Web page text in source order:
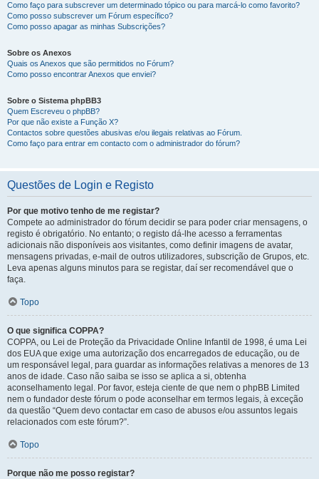
Como faço para subscrever um determinado tópico ou para marcá-lo como favorito?
Como posso subscrever um Fórum específico?
Como posso apagar as minhas Subscrições?
Sobre os Anexos
Quais os Anexos que são permitidos no Fórum?
Como posso encontrar Anexos que enviei?
Sobre o Sistema phpBB3
Quem Escreveu o phpBB?
Por que não existe a Função X?
Contactos sobre questões abusivas e/ou ilegais relativas ao Fórum.
Como faço para entrar em contacto com o administrador do fórum?
Questões de Login e Registo
Por que motivo tenho de me registar?
Compete ao administrador do fórum decidir se para poder criar mensagens, o
registo é obrigatório. No entanto; o registo dá-lhe acesso a ferramentas
adicionais não disponíveis aos visitantes, como definir imagens de avatar,
mensagens privadas, e-mail de outros utilizadores, subscrição de Grupos, etc.
Leva apenas alguns minutos para se registar, daí ser recomendável que o
faça.
Topo
O que significa COPPA?
COPPA, ou Lei de Proteção da Privacidade Online Infantil de 1998, é uma Lei
dos EUA que exige uma autorização dos encarregados de educação, ou de
um responsável legal, para guardar as informações relativas a menores de 13
anos de idade. Caso não saiba se isso se aplica a si, obtenha
aconselhamento legal. Por favor, esteja ciente de que nem o phpBB Limited
nem o fundador deste fórum o pode aconselhar em termos legais, à exceção
da questão “Quem devo contactar em caso de abusos e/ou assuntos legais
relacionados com este fórum?”.
Topo
Porque não me posso registar?